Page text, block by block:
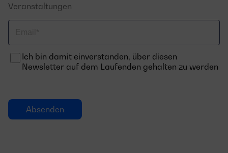
Veranstaltungen
Ich bin damit einverstanden, über diesen
Newsletter auf dem Laufenden gehalten zu werden